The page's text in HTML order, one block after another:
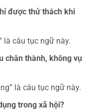
được thử thách khi
là câu tục ngữ này.
chân thành, không vụ
là câu tục ngữ này.
trong xã hội?